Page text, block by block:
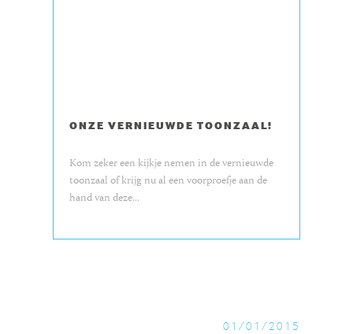
ONZE VERNIEUWDE TOONZAAL!
Kom zeker een kijkje nemen in de vernieuwde
toonzaal of krijg nu al een voorproefje aan de
hand van deze...
01/01/2015